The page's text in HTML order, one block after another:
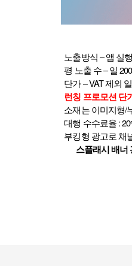
노출방식 – 앱 실
평 노출 수 – 일200
단가 –VAT제외 일
런칭 프로모션 단
소재는 이미지형/
대행 수수료율:
부킹형 광고로 채
스플래시배너